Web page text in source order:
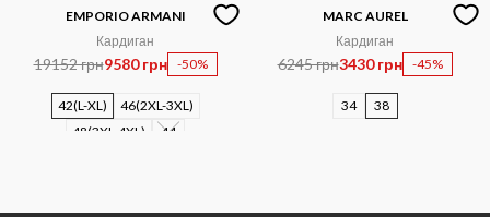
EMPORIO ARMANI
Кардиган
19152 грн9580 грн -50%
42(L-XL)
46(2XL-3XL)
48(3XL-4XL)
44
MARC AUREL
Кардиган
6245 грн3430 грн -45%
34 38